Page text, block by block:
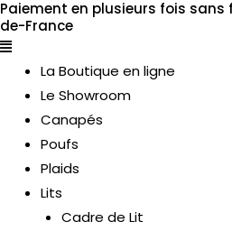
Aller
au
Paiement en plusieurs fois sans
de-France
Flyout
Menu
La Boutique en ligne
Le Showroom
Canapés
Poufs
Plaids
Lits
Cadre de Lit